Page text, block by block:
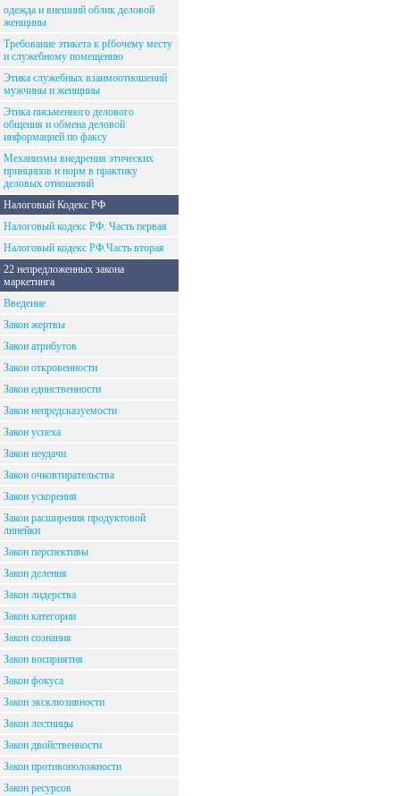
одежда и внешний облик деловой
женщины
Требование этикета к рfбочему месту
и служебному помещению
Этика служебных взаимоотношений
мужчины и женщины
Этика письменного делового
общения и обмена деловой
информацией по факсу
Механизмы внедрения этических
принципов и норм в практику
деловых отношений
Налоговый Кодекс РФ
Налоговый кодекс РФ. Часть первая
Налоговый кодекс РФ.Часть вторая
22 непредложенных закона
маркетинга
Введение
Закон жертвы
Закон атрибутов
Закон откровенности
Закон единственности
Закон непредсказуемости
Закон успеха
Закон неудачи
Закон очковтирательства
Закон ускорения
Закон расширения продуктовой
линейки
Закон перспективы
Закон деления
Закон лидерства
Закон категории
Закон сознания
Закон восприятия
Закон фокуса
Закон эксклюзивности
Закон лестницы
Закон двойственности
Закон противоположности
Закон ресурсов